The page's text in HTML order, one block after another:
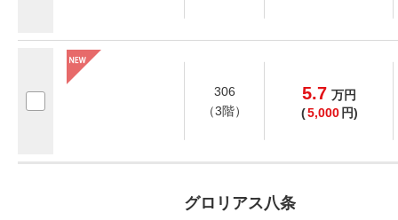
306
（3階）
5.7 万円
(5,000 円)
グロリアス八条